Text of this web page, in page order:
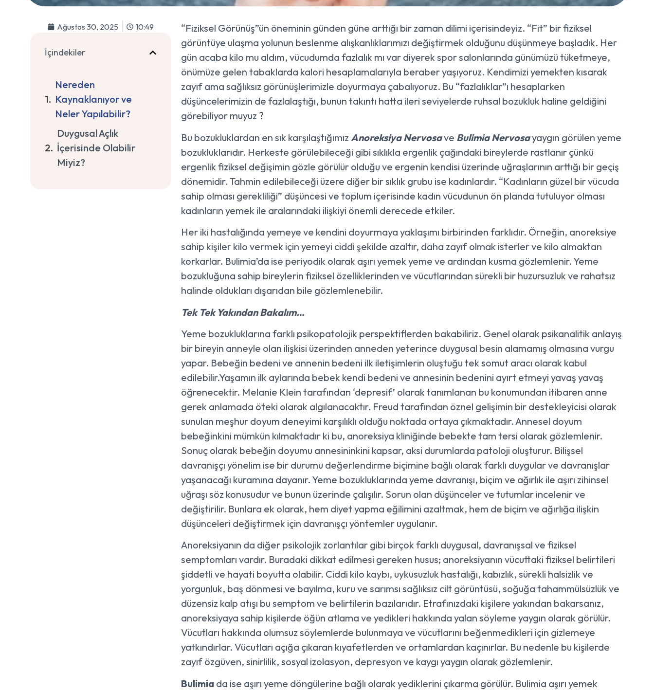
Ağustos 30, 2025 10:49
İçindekiler
Nereden
Kaynaklanıyor ve
Neler Yapılabilir?
Duygusal Açlık
İçerisinde Olabilir
Miyiz?
“Fiziksel Görünüş”ün öneminin günden güne arttığı bir zaman dilimi içerisindeyiz. “Fit” bir fiziksel
görüntüye ulaşma yolunun beslenme alışkanlıklarımızı değiştirmek olduğunu düşünmeye başladık. Her
gün acaba kilo mu aldım, vücudumda fazlalık mı var diyerek spor salonlarında günümüzü tüketmeye,
önümüze gelen tabaklarda kalori hesaplamalarıyla beraber yaşıyoruz. Kendimizi yemekten kısarak
zayıf ama sağlıksız görünüşlerimizle doyurmaya çabalıyoruz. Bu “fazlalıklar”ı hesaplarken
düşüncelerimizin de fazlalaştığı, bunun takıntı hatta ileri seviyelerde ruhsal bozukluk haline geldiğini
görebiliyor muyuz ?
Bu bozukluklardan en sık karşılaştığımız Anoreksiya Nervosave Bulimia Nervosayaygın görülen yeme
bozukluklarıdır. Herkeste görülebileceği gibi sıklıkla ergenlik çağındaki bireylerde rastlanır çünkü
ergenlik fiziksel değişimin gözle görülür olduğu ve ergenin kendisi üzerinde uğraşlarının arttığı bir geçiş
dönemidir. Tahmin edilebileceği üzere diğer bir sıklık grubu ise kadınlardır. “Kadınların güzel bir vücuda
sahip olması gerekliliği” düşüncesi ve toplum içerisinde kadın vücudunun ön planda tutuluyor olması
kadınların yemek ile aralarındaki ilişkiyi önemli derecede etkiler.
Her iki hastalığında yemeye ve kendini doyurmaya yaklaşımı birbirinden farklıdır. Örneğin, anoreksiye
sahip kişiler kilo vermek için yemeyi ciddi şekilde azaltır, daha zayıf olmak isterler ve kilo almaktan
korkarlar. Bulimia’da ise periyodik olarak aşırı yemek yeme ve ardından kusma gözlemlenir. Yeme
bozukluğuna sahip bireylerin fiziksel özelliklerinden ve vücutlarından sürekli bir huzursuzluk ve rahatsız
halinde oldukları dışarıdan bile gözlemlenebilir.
Tek Tek Yakından Bakalım…
Yeme bozukluklarına farklı psikopatolojik perspektiflerden bakabiliriz. Genel olarak psikanalitik anlayış
bir bireyin anneyle olan ilişkisi üzerinden anneden yeterince duygusal besin alamamış olmasına vurgu
yapar. Bebeğin bedeni ve annenin bedeni ilk iletişimlerin oluştuğu tek somut aracı olarak kabul
edilebilir.Yaşamın ilk aylarında bebek kendi bedeni ve annesinin bedenini ayırt etmeyi yavaş yavaş
öğrenecektir. Melanie Klein tarafından ‘depresif’ olarak tanımlanan bu konumundan itibaren anne
gerek anlamada öteki olarak algılanacaktır. Freud tarafından öznel gelişimin bir destekleyicisi olarak
sunulan meşhur doyum deneyimi karşılıklı olduğu noktada ortaya çıkmaktadır. Annesel doyum
bebeğinkini mümkün kılmaktadır ki bu, anoreksiya kliniğinde bebekte tam tersi olarak gözlemlenir.
Sonuç olarak bebeğin doyumu annesininkini kapsar, aksi durumlarda patoloji oluşturur. Bilişsel
davranışçı yönelim ise bir durumu değerlendirme biçimine bağlı olarak farklı duygular ve davranışlar
yaşanacağı kuramına dayanır. Yeme bozukluklarında yeme davranışı, biçim ve ağırlık ile aşırı zihinsel
uğraşı söz konusudur ve bunun üzerinde çalışılır. Sorun olan düşünceler ve tutumlar incelenir ve
değiştirilir. Bunlara ek olarak, hem diyet yapma eğilimini azaltmak, hem de biçim ve ağırlığa ilişkin
düşünceleri değiştirmek için davranışçı yöntemler uygulanır.
Anoreksiyanın da diğer psikolojik zorlantılar gibi birçok farklı duygusal, davranışsal ve fiziksel
semptomları vardır. Buradaki dikkat edilmesi gereken husus; anoreksiyanın vücuttaki fiziksel belirtileri
şiddetli ve hayati boyutta olabilir. Ciddi kilo kaybı, uykusuzluk hastalığı, kabızlık, sürekli halsizlik ve
yorgunluk, baş dönmesi ve bayılma, kuru ve sarımsı sağlıksız cilt görüntüsü, soğuğa tahammülsüzlük ve
düzensiz kalp atışı bu semptom ve belirtilerin bazılarıdır. Etrafınızdaki kişilere yakından bakarsanız,
anoreksiyaya sahip kişilerde öğün atlama ve yedikleri hakkında yalan söyleme yaygın olarak görülür.
Vücutları hakkında olumsuz söylemlerde bulunmaya ve vücutlarını beğenmedikleri için gizlemeye
yatkındırlar. Vücutları açığa çıkaran kıyafetlerden ve ortamlardan kaçınırlar. Bu nedenle bu kişilerde
zayıf özgüven, sinirlilik, sosyal izolasyon, depresyon ve kaygı yaygın olarak gözlemlenir.
Bulimia da ise aşırı yeme döngülerine bağlı olarak yediklerini çıkarma görülür. Bulimia aşırı yemek